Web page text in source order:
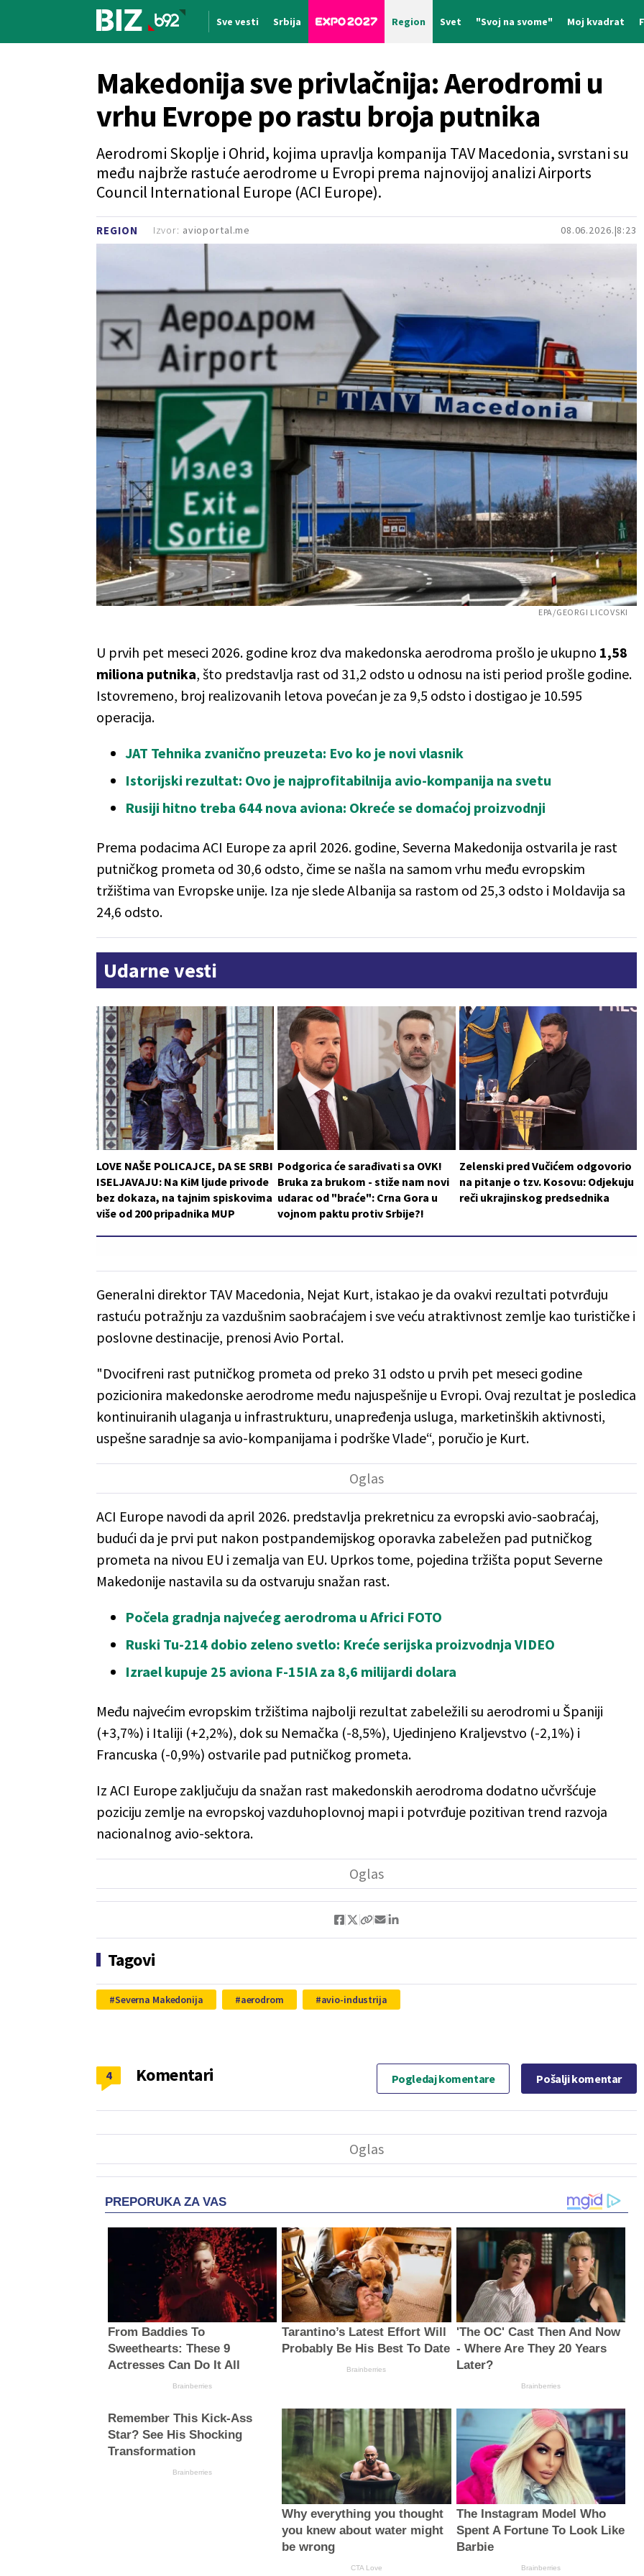
Sve vesti Srbija Region Svet "Svoj na svome" Moj kvadrat
REGION 08.06.2026. 8:23
Makedonija sve privlačnija: Aerodromi u
vrhu Evrope po rastu broja putnika
Aerodromi Skoplje i Ohrid, kojima upravlja kompanija TAV Macedonia, svrstani su
među najbrže rastuće aerodrome u Evropi prema najnovijoj analizi Airports
Council International Europe (ACI Europe).
Izvor: avioportal.me
EPA/GEORGI LICOVSKI
U prvih pet meseci 2026. godine kroz dva makedonska aerodroma prošlo je ukupno 1,58
miliona putnika, što predstavlja rast od 31,2 odsto u odnosu na isti period prošle godine.
Istovremeno, broj realizovanih letova povećan je za 9,5 odsto i dostigao je 10.595
operacija.
JAT Tehnika zvanično preuzeta: Evo ko je novi vlasnik
Istorijski rezultat: Ovo je najprofitabilnija avio-kompanija na svetu
Rusiji hitno treba 644 nova aviona: Okreće se domaćoj proizvodnji
Prema podacima ACI Europe za april 2026. godine, Severna Makedonija ostvarila je rast
putničkog prometa od 30,6 odsto, čime se našla na samom vrhu među evropskim
tržištima van Evropske unije. Iza nje slede Albanija sa rastom od 25,3 odsto i Moldavija sa
24,6 odsto.
Udarne vesti
LOVE NAŠE POLICAJCE, DA SE SRBI
ISELJAVAJU: Na KiM ljude privode
bez dokaza, na tajnim spiskovima
više od 200 pripadnika MUP
Podgorica će sarađivati sa OVK!
Bruka za brukom - stiže nam novi
udarac od "braće": Crna Gora u
vojnom paktu protiv Srbije?!
Zelenski pred Vučićem odgovorio
na pitanje o tzv. Kosovu: Odjekuju
reči ukrajinskog predsednika
Generalni direktor TAV Macedonia, Nejat Kurt, istakao je da ovakvi rezultati potvrđuju
rastuću potražnju za vazdušnim saobraćajem i sve veću atraktivnost zemlje kao turističke i
poslovne destinacije, prenosi Avio Portal.
"Dvocifreni rast putničkog prometa od preko 31 odsto u prvih pet meseci godine
pozicionira makedonske aerodrome među najuspešnije u Evropi. Ovaj rezultat je posledica
kontinuiranih ulaganja u infrastrukturu, unapređenja usluga, marketinških aktivnosti,
uspešne saradnje sa avio-kompanijama i podrške Vlade“, poručio je Kurt.
ACI Europe navodi da april 2026. predstavlja prekretnicu za evropski avio-saobraćaj,
budući da je prvi put nakon postpandemijskog oporavka zabeležen pad putničkog
prometa na nivou EU i zemalja van EU. Uprkos tome, pojedina tržišta poput Severne
Makedonije nastavila su da ostvaruju snažan rast.
Počela gradnja najvećeg aerodroma u Africi FOTO
Ruski Tu-214 dobio zeleno svetlo: Kreće serijska proizvodnja VIDEO
Izrael kupuje 25 aviona F-15IA za 8,6 milijardi dolara
Među najvećim evropskim tržištima najbolji rezultat zabeležili su aerodromi u Španiji
(+3,7%) i Italiji (+2,2%), dok su Nemačka (-8,5%), Ujedinjeno Kraljevstvo (-2,1%) i
Francuska (-0,9%) ostvarile pad putničkog prometa.
Iz ACI Europe zaključuju da snažan rast makedonskih aerodroma dodatno učvršćuje
poziciju zemlje na evropskoj vazduhoplovnoj mapi i potvrđuje pozitivan trend razvoja
nacionalnog avio-sektora.
Tagovi
Severna Makedonija aerodrom avio-industrija
Komentari
4 Pogledaj komentare Pošalji komentar
PREPORUKA ZA VAS
From Baddies To
Sweethearts: These 9
Actresses Can Do It All
Brainberries
Tarantino’s Latest Effort Will
Probably Be His Best To Date
Brainberries
'The OC' Cast Then And Now
- Where Are They 20 Years
Later?
Brainberries
Remember This Kick-Ass
Star? See His Shocking
Transformation
Brainberries
Why everything you thought
you knew about water might
be wrong
CTA Love
The Instagram Model Who
Spent A Fortune To Look Like
Barbie
Brainberries